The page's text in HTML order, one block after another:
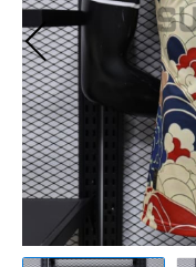
Ligue 1
Otras Ligas
Niños
Entrenamiento